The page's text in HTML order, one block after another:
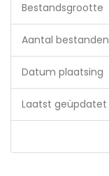
Bestandsgrootte
Aantal bestanden
Datum plaatsing
Laatst geüpdatet